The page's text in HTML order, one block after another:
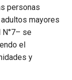
personas
mayores
N°7– se
el
y